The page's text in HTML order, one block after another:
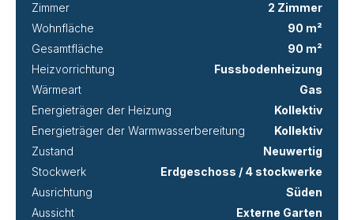
Zimmer
2 Zimmer
Wohnfläche
90 m²
Gesamtfläche
90 m²
Heizvorrichtung
Fussbodenheizung
Wärmeart
Gas
Energieträger der Heizung
Kollektiv
Energieträger der Warmwasserbereitung
Kollektiv
Zustand
Neuwertig
Stockwerk
Erdgeschoss / 4 stockwerke
Ausrichtung
Süden
Aussicht
Externe Garten